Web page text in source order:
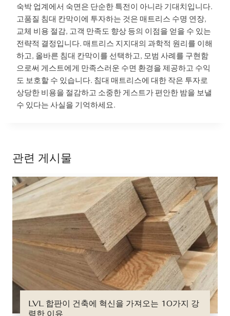
숙박 업계에서 숙면은 단순한 특전이 아니라 기대치입니다.
고품질 침대 칸막이에 투자하는 것은 매트리스 수명 연장,
교체 비용 절감, 고객 만족도 향상 등의 이점을 얻을 수 있는
전략적 결정입니다. 매트리스 지지대의 과학적 원리를 이해
하고, 올바른 침대 칸막이를 선택하고, 모범 사례를 구현함
으로써 게스트에게 만족스러운 수면 환경을 제공하고 수익
도 보호할 수 있습니다. 침대 매트리스에 대한 작은 투자로
상당한 비용을 절감하고 소중한 게스트가 편안한 밤을 보낼
수 있다는 사실을 기억하세요.
관련 게시물
LVL 합판이 건축에 혁신을 가져오는 10가지 강
력한 이유